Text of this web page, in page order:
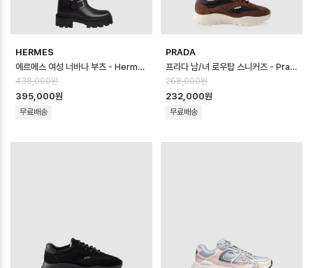
HERMES
에르메스 여성 너바나 부츠 - Hermes Womens Nirvana Boot - hes1…
438,000원
395,000원
무료배송
PRADA
프라다 남/녀 로우탑 스니커즈 - Prada Unisex Low Top Sneaker - …
268,000원
232,000원
무료배송